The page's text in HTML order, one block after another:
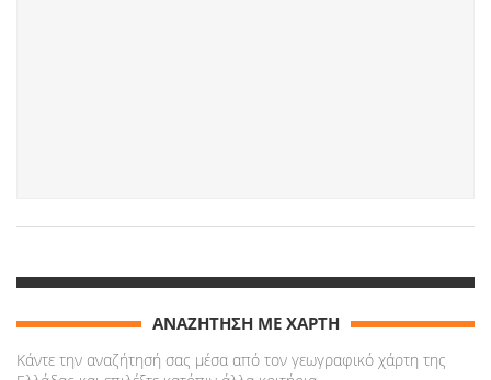
ΑΝΑΖΗΤΗΣΗ ΜΕ ΧΑΡΤΗ
Κάντε την αναζήτησή σας μέσα από τον γεωγραφικό χάρτη της